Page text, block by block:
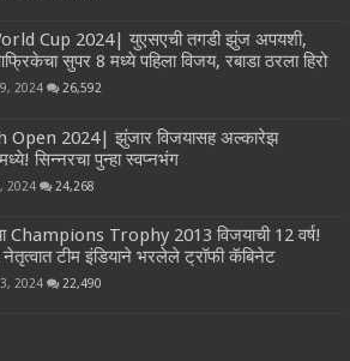
Cup 2024| युएसएची तगडी झुंज अपयशी,
सुपर 8 मध्ये पहिला विजय, रबाडा ठरला हिरो
2024 26,592
Open 2024| झुंजार विजयासह अल्कारेझ
सिन्नरचा पुन्हा स्वप्नभंग
2024 24,268
Champions Trophy 2013 विजयाची 12 वर्ष!
नेतृत्वात टीम इंडियाने भरलेले ट्रॉफी कॅबिनेट
2024 22,490